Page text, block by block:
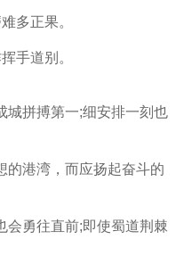
多正果。
手道别。
城拼搏第一;细安排一刻也
的港湾，而应扬起奋斗的
会勇往直前;即使蜀道荆棘